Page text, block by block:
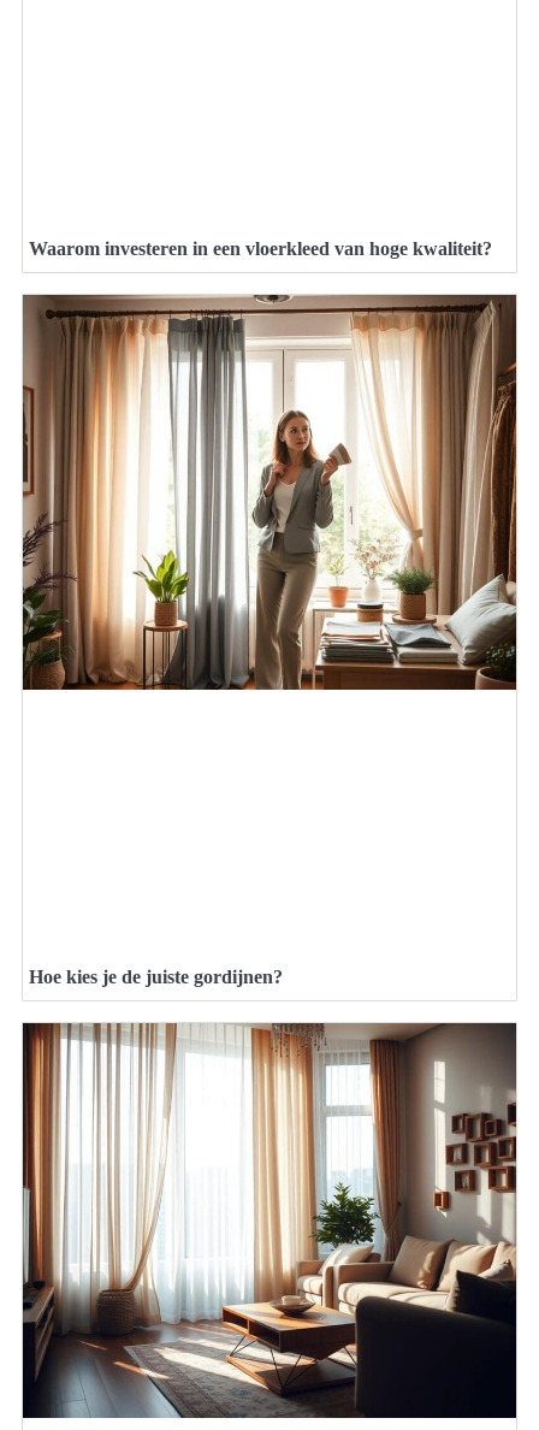
Waarom investeren in een vloerkleed van hoge kwaliteit?
Hoe kies je de juiste gordijnen?